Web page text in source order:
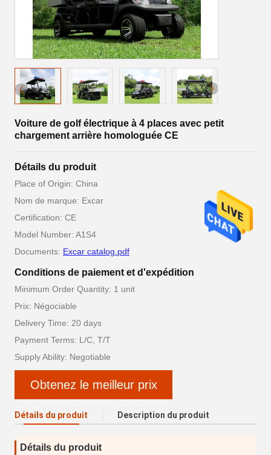
Voiture de golf électrique à 4 places avec petit
chargement arrière homologuée CE
Détails du produit
Place of Origin: China
Nom de marque: Excar
Certification: CE
Model Number: A1S4
Documents: Excar catalog.pdf
Conditions de paiement et d'expédition
Minimum Order Quantity: 1 unit
Prix: Négociable
Delivery Time: 20 days
Payment Terms: L/C, T/T
Supply Ability: Negotiable
Obtenez le meilleur prix
Détails du produit Description du produit
Détails du produit